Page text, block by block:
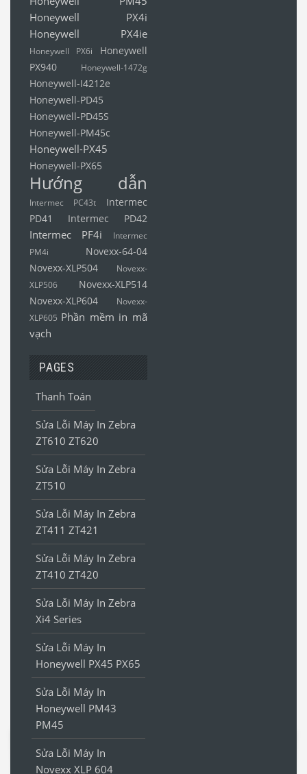
Honeywell PX4i
Honeywell PX4ie
Honeywell PX6i
Honeywell
PX940
Honeywell-1472g
Honeywell-I4212e
Honeywell-PD45
Honeywell-PD45S
Honeywell-PM45c
Honeywell-PX45
Honeywell-PX65
Hướng dẫn
Intermec PC43t
Intermec
PD41
Intermec PD42
Intermec PF4i
Intermec
PM4i
Novexx-64-04
Novexx-XLP504
Novexx-
XLP506
Novexx-XLP514
Novexx-XLP604
Novexx-
XLP605 Phần mềm in mã
vạch
PAGES
Thanh Toán
Sửa Lỗi Máy In Zebra
ZT610 ZT620
Sửa Lỗi Máy In Zebra
ZT510
Sửa Lỗi Máy In Zebra
ZT411 ZT421
Sửa Lỗi Máy In Zebra
ZT410 ZT420
Sửa Lỗi Máy In Zebra
Xi4 Series
Sửa Lỗi Máy In
Honeywell PX45 PX65
Sửa Lỗi Máy In
Honeywell PM43
PM45
Sửa Lỗi Máy In
Novexx XLP 604